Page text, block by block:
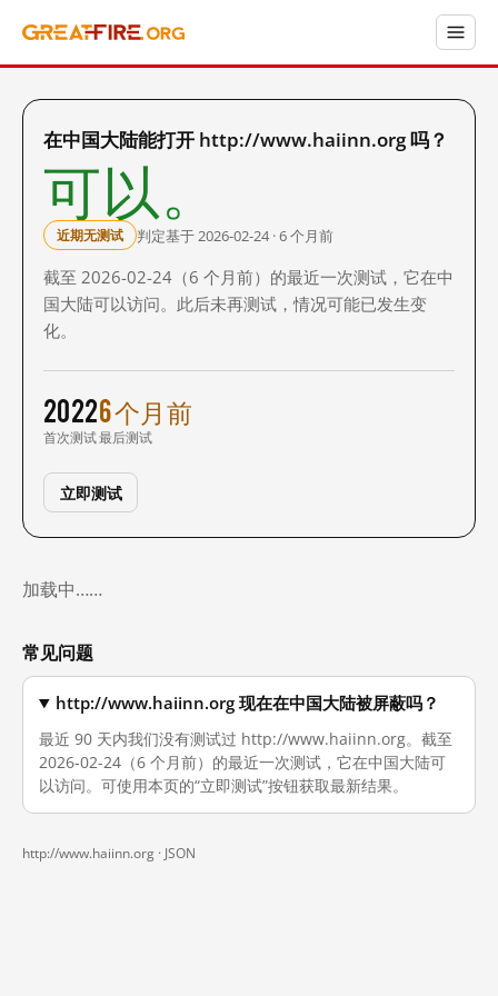
在中国大陆能打开 http://www.haiinn.org 吗？
可以。
近期无测试 判定基于 2026-02-24 · 6 个月前
截至 2026-02-24（6 个月前）的最近一次测试，它在中
国大陆可以访问。此后未再测试，情况可能已发生变
化。
2022
首次测试
6 个月前
最后测试
立即测试
加载中……
常见问题
http://www.haiinn.org 现在在中国大陆被屏蔽吗？
最近 90 天内我们没有测试过 http://www.haiinn.org。截至
2026-02-24（6 个月前）的最近一次测试，它在中国大陆可
以访问。可使用本页的“立即测试”按钮获取最新结果。
http://www.haiinn.org · JSON